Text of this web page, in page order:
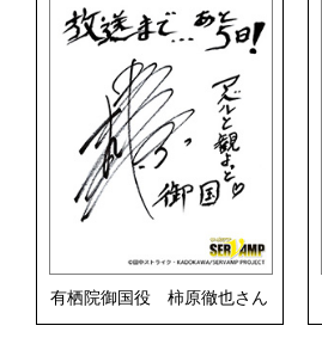
有栖院御国役 柿原徹也さん